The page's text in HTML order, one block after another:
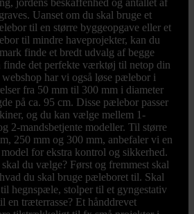
Uanset om du skal bruge et
til en større byggeopgave eller et
til mindre haveprojekter, kan du
finde et bredt udvalg af begge
finde det perfekte værktøj til netop din
har vi også løse pælebor i
fra 50 mm til 300 mm i diameter
på ca. 95 cm. Disse pælebor passer
og du kan vælge mellem 1-
2-mandsbetjente modeller. Til større
250 mm og 300 mm, anbefaler vi en
for ekstra kontrol og sikkerhed.
du vælge? Først og fremmest skal
du skal bruge pæleboret til. Skal
hegnspæle, stolper til et gyngestativ
en træterrasse? Et hånddrevet